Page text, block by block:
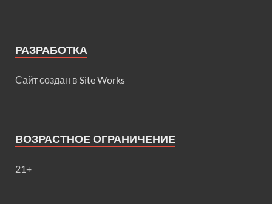
РАЗРАБОТКА
Сайт создан в Site Works
ВОЗРАСТНОЕ ОГРАНИЧЕНИЕ
21+